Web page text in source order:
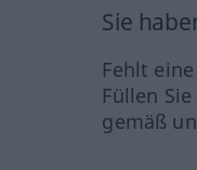
Sie
Fehlt
Füllen
gemäß